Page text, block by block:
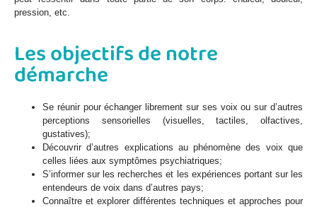
pression, etc.
Les objectifs de notre
démarche
Se réunir pour échanger librement sur ses voix ou sur d’autres
perceptions sensorielles (visuelles, tactiles, olfactives,
gustatives);
Découvrir d’autres explications au phénomène des voix que
celles liées aux symptômes psychiatriques;
S’informer sur les recherches et les expériences portant sur les
entendeurs de voix dans d’autres pays;
Connaître et explorer différentes techniques et approches pour